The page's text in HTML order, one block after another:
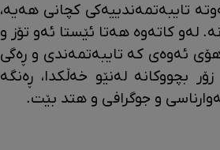
تایبەتمەندییەکی کچانی هەیە،
لەو کاتەوە هەتا ئێستا ئەو تۆز و
ئەوەی کە تایبەتمەندی و ڕەگی
بچووکانە لەنێو خەڵکدا، ڕەنگە
و جوگرافی و هتد بێت.